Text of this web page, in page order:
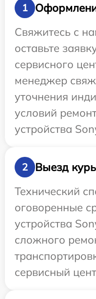
1
Свяжитесь с
оставьте
сервисного
менеджер
уточнения
условий
устройства
2
Выезд
Технический
оговоренные
устройства
сложного
сервисный